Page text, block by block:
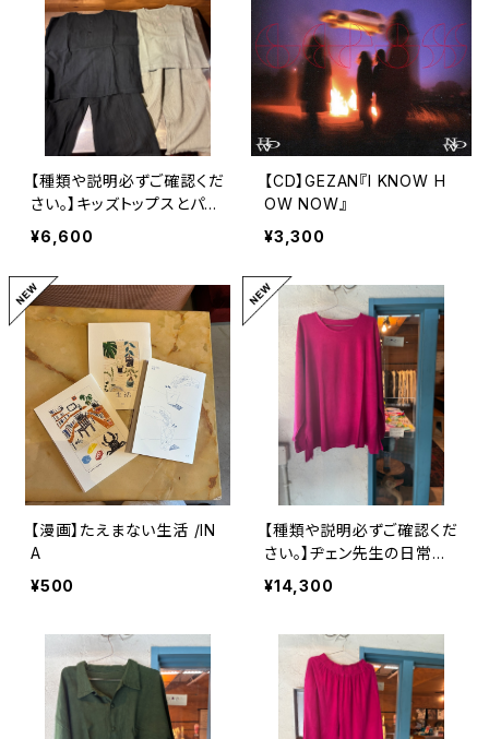
【種類や説明必ずご確認くだ
さい。】キッズトップスとパン
ツ ヂェン先生の日常着
¥6,600
【CD】GEZAN『I KNOW H
OW NOW』
¥3,300
【漫画】たえまない生活 /IN
A
¥500
【種類や説明必ずご確認くだ
さい。】ヂェン先生の日常
¥14,300